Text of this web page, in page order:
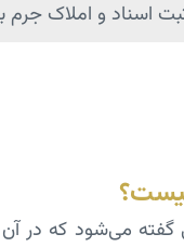
گفته می‌شود که در